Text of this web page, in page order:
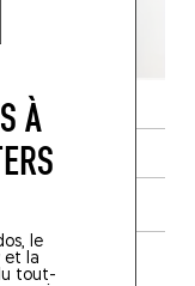
À
le
et la
tout-